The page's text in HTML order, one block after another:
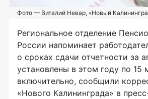
Фото — Виталий Невар, «Новый
Региональное отделение
России напоминает
о сроках сдачи отчетности за
установлены в этом году по 15
включительно, сообщили
«Нового Калининграда» в